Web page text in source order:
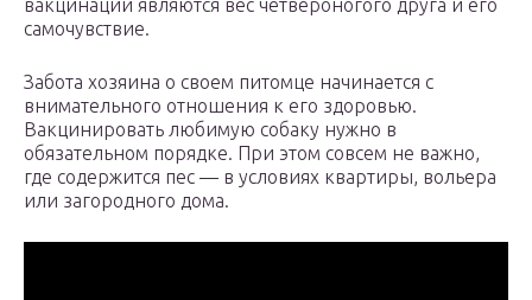
вакцинации являются вес четвероногого друга и его
самочувствие.
Забота хозяина о своем питомце начинается с
внимательного отношения к его здоровью.
Вакцинировать любимую собаку нужно в
обязательном порядке. При этом совсем не важно,
где содержится пес — в условиях квартиры, вольера
или загородного дома.